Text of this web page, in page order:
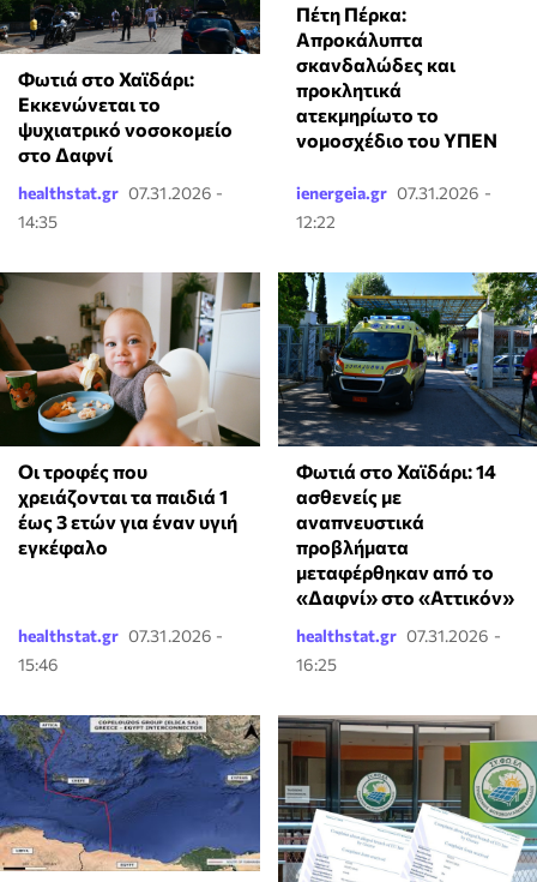
Φωτιά στο Χαϊδάρι:
Εκκενώνεται το
ψυχιατρικό νοσοκομείο
στο Δαφνί
healthstat.gr 07.31.2026 -
14:35
Πέτη Πέρκα:
Απροκάλυπτα
σκανδαλώδες και
προκλητικά
ατεκμηρίωτο το
νομοσχέδιο του ΥΠΕΝ
ienergeia.gr 07.31.2026 -
12:22
Οι τροφές που
χρειάζονται τα παιδιά 1
έως 3 ετών για έναν υγιή
εγκέφαλο
healthstat.gr 07.31.2026 -
15:46
Φωτιά στο Χαϊδάρι: 14
ασθενείς με
αναπνευστικά
προβλήματα
μεταφέρθηκαν από το
«Δαφνί» στο «Αττικόν»
healthstat.gr 07.31.2026 -
16:25